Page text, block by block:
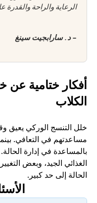
الرعاية والراحة
- د. سارابجيت سينغ
الكلاب
الحالة إلى حد كبير.